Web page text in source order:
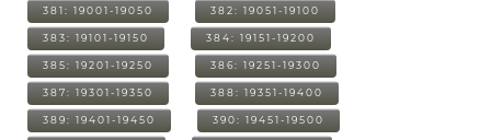
381: 19001-19050 382: 19051-19100
383: 19101-19150 384: 19151-19200
385: 19201-19250 386: 19251-19300
387: 19301-19350 388: 19351-19400
389: 19401-19450 390: 19451-19500